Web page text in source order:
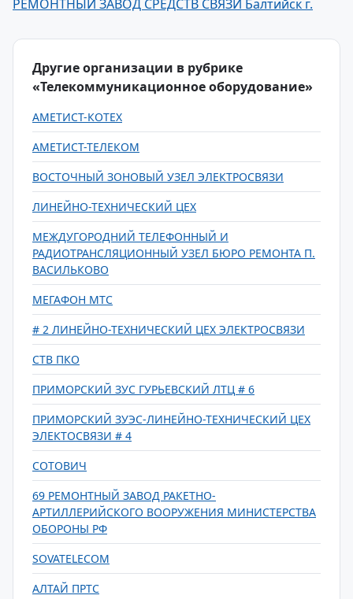
РЕМОНТНЫЙ ЗАВОД СРЕДСТВ СВЯЗИ Балтийск г.
Другие организации в рубрике
«Телекоммуникационное оборудование»
АМЕТИСТ-КОТЕХ
АМЕТИСТ-ТЕЛЕКОМ
ВОСТОЧНЫЙ ЗОНОВЫЙ УЗЕЛ ЭЛЕКТРОСВЯЗИ
ЛИНЕЙНО-ТЕХНИЧЕСКИЙ ЦЕХ
МЕЖДУГОРОДНИЙ ТЕЛЕФОННЫЙ И
РАДИОТРАНСЛЯЦИОННЫЙ УЗЕЛ БЮРО РЕМОНТА П.
ВАСИЛЬКОВО
МЕГАФОН МТС
# 2 ЛИНЕЙНО-ТЕХНИЧЕСКИЙ ЦЕХ ЭЛЕКТРОСВЯЗИ
СТВ ПКО
ПРИМОРСКИЙ ЗУС ГУРЬЕВСКИЙ ЛТЦ # 6
ПРИМОРСКИЙ ЗУЭС-ЛИНЕЙНО-ТЕХНИЧЕСКИЙ ЦЕХ
ЭЛЕКТОСВЯЗИ # 4
СОТОВИЧ
69 РЕМОНТНЫЙ ЗАВОД РАКЕТНО-
АРТИЛЛЕРИЙСКОГО ВООРУЖЕНИЯ МИНИСТЕРСТВА
ОБОРОНЫ РФ
SOVATELECOM
АЛТАЙ ПРТС